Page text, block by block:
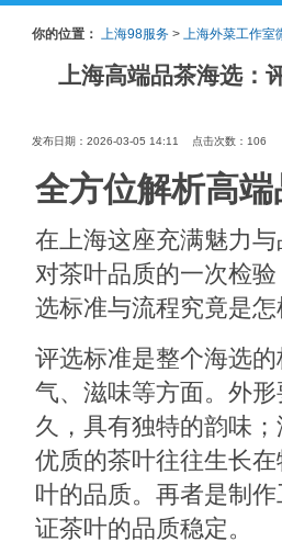
你的位置： 上海98服务 > 上海外菜工作室
上海高端品茶海选：
发布日期：2026-03-05 14:11 点击次数：106
全方位解析高
在上海这座充满魅力
对茶叶品质的一次检
选标准与流程究竟是
评选标准是整个海选
气、滋味等方面。外
久，具有独特的韵味
优质的茶叶往往生长
叶的品质。再者是制
证茶叶的品质稳定。